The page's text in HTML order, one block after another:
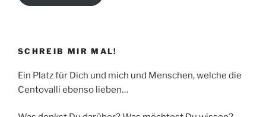
SCHREIB MIR MAL!
Ein Platz für Dich und mich und Menschen, welche die
Centovalli ebenso lieben…